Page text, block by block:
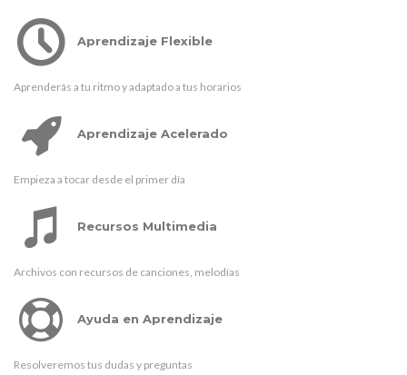
Aprendizaje Flexible
Aprenderás a tu ritmo y adaptado a tus horarios
Aprendizaje Acelerado
Empieza a tocar desde el primer día
Recursos Multimedia
Archivos con recursos de canciones, melodías
Ayuda en Aprendizaje
Resolveremos tus dudas y preguntas